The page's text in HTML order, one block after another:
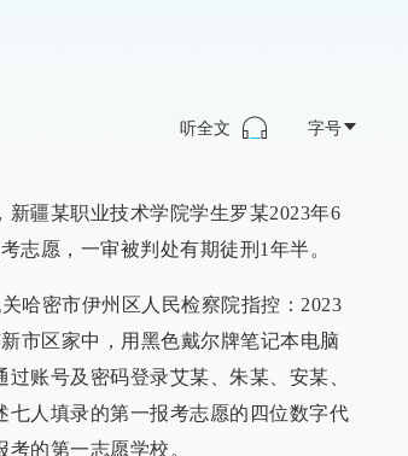
听全文 字号
疆某职业技术学院学生罗某2023年6
志愿，一审被判处有期徒刑1年半。
哈密市伊州区人民检察院指控：2023
市区家中，用黑色戴尔牌笔记本电脑
账号及密码登录艾某、朱某、安某、
人填录的第一报考志愿的四位数字代
的第一志愿学校。